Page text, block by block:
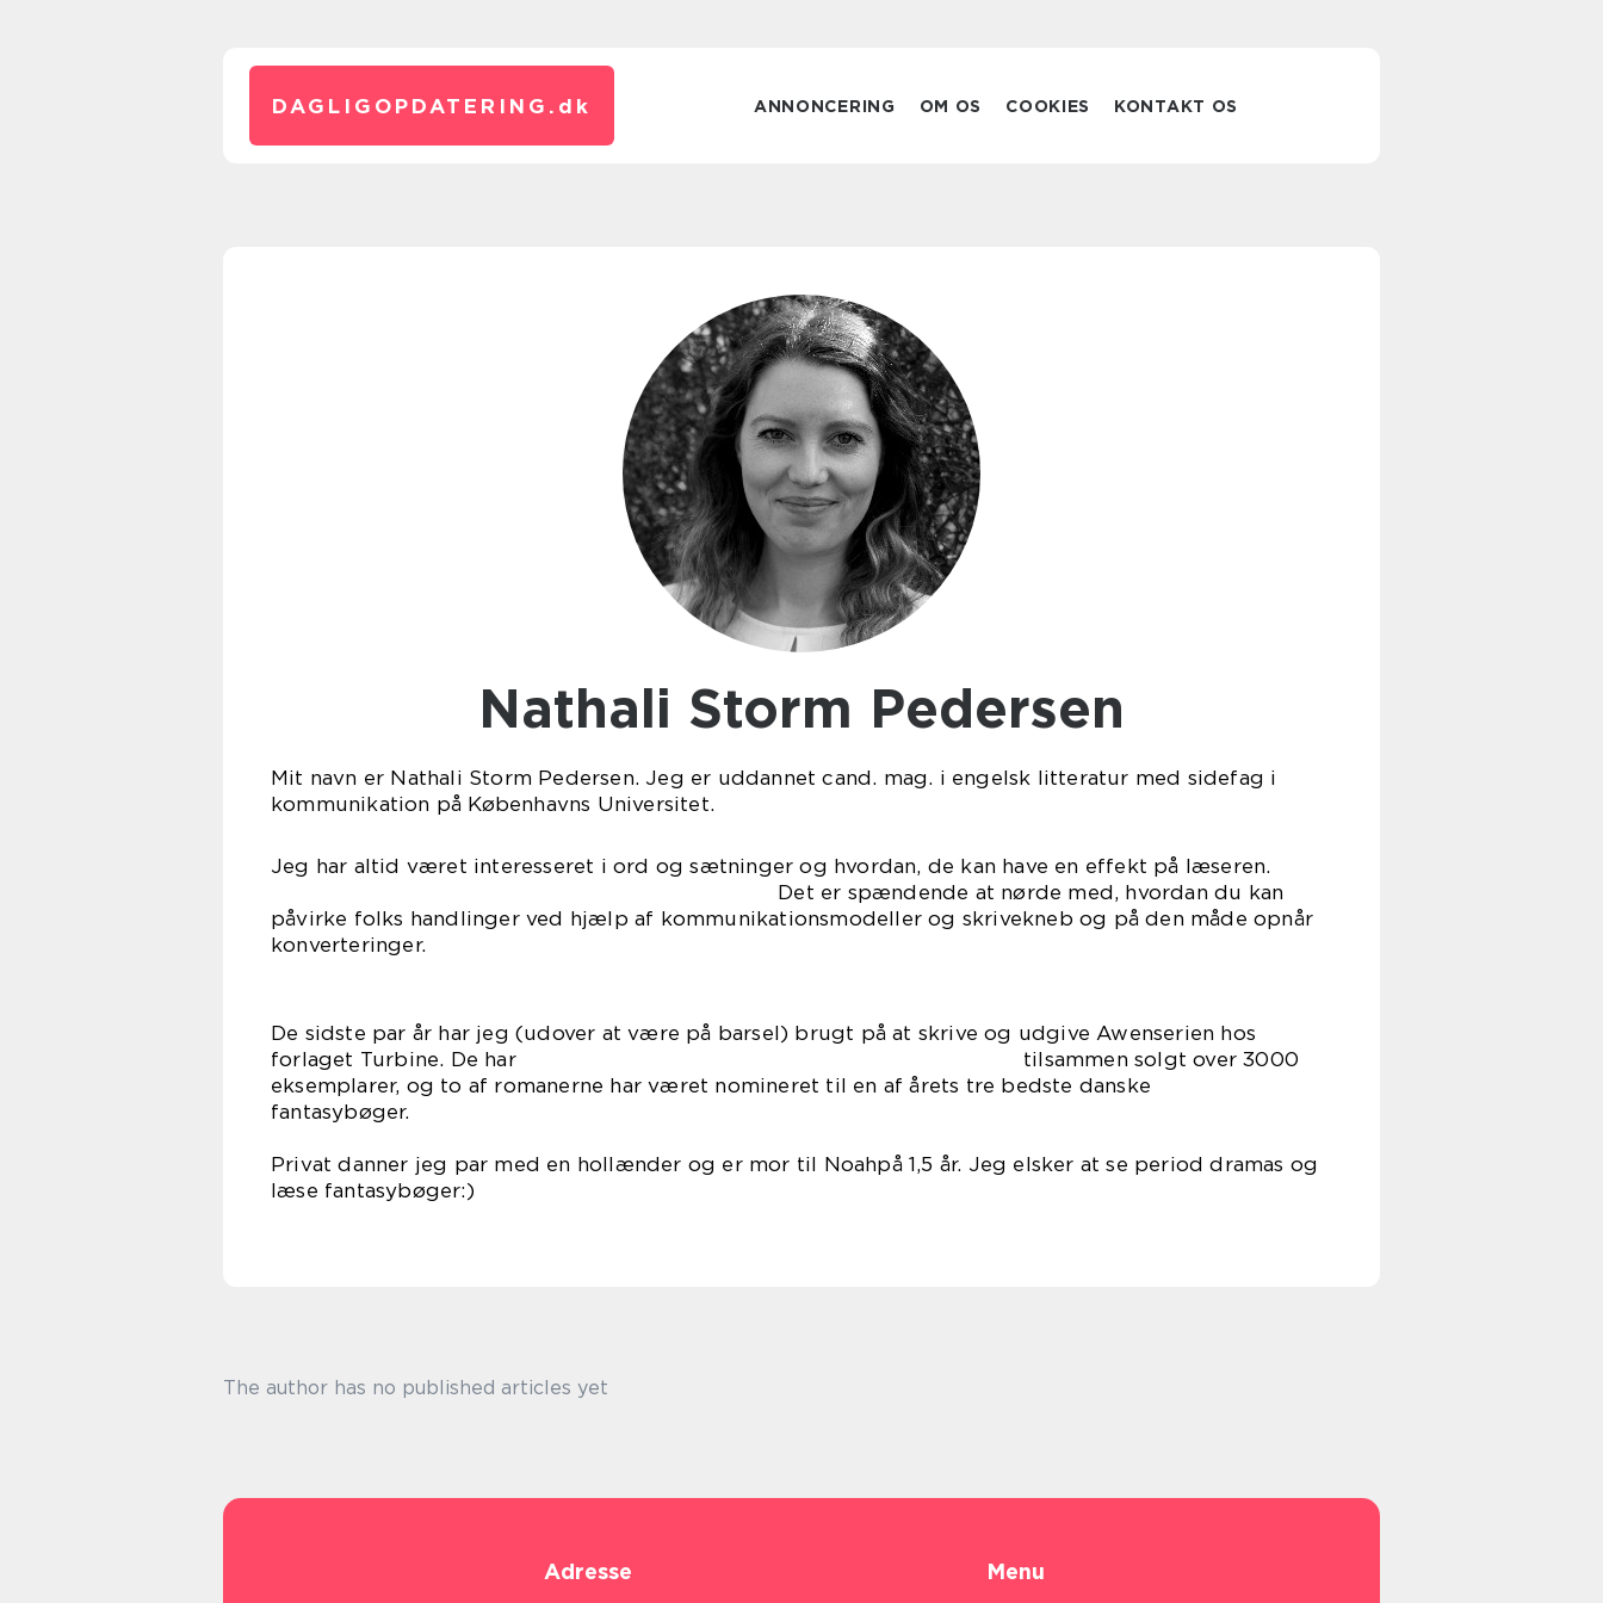
DAGLIGOPDATERING. dk ANNONCERING OM OS COOKIES KONTAKT OS
Nathali Storm Pedersen
Mit navn er Nathali Storm Pedersen. Jeg er uddannet cand. mag. i engelsk litteratur med sidefag i
kommunikation på Københavns Universitet.
Jeg har altid været interesseret i ord og sætninger og hvordan, de kan have en effekt på læseren.
Det er spændende at nørde med, hvordan du kan
påvirke folks handlinger ved hjælp af kommunikationsmodeller og skrivekneb og på den måde opnår
konverteringer.
De sidste par år har jeg (udover at være på barsel) brugt på at skrive og udgive Awenserien hos
forlaget Turbine. De har tilsammen solgt over 3000
eksemplarer, og to af romanerne har været nomineret til en af årets tre bedste danske
fantasybøger.
Privat danner jeg par med en hollænder og er mor til Noahpå 1,5 år. Jeg elsker at se period dramas og
læse fantasybøger:)
The author has no published articles yet
Adresse Menu